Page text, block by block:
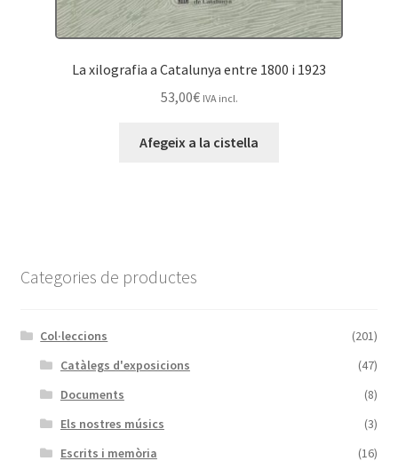
La xilografia a Catalunya entre 1800 i 1923
53,00€ IVA incl.
Afegeix a la cistella
Categories de productes
Col·leccions
(201)
Catàlegs d'exposicions
(47)
Documents
(8)
Els nostres músics
(3)
Escrits i memòria
(16)